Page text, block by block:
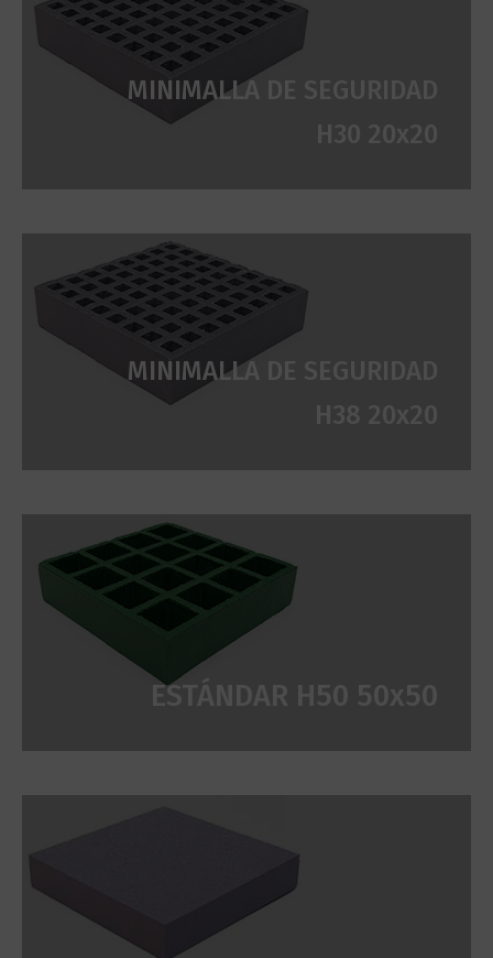
MINIMALLA DE SEGURIDAD
MINIMALLA DE SEGURIDAD
ESTÁNDAR H50 50x50